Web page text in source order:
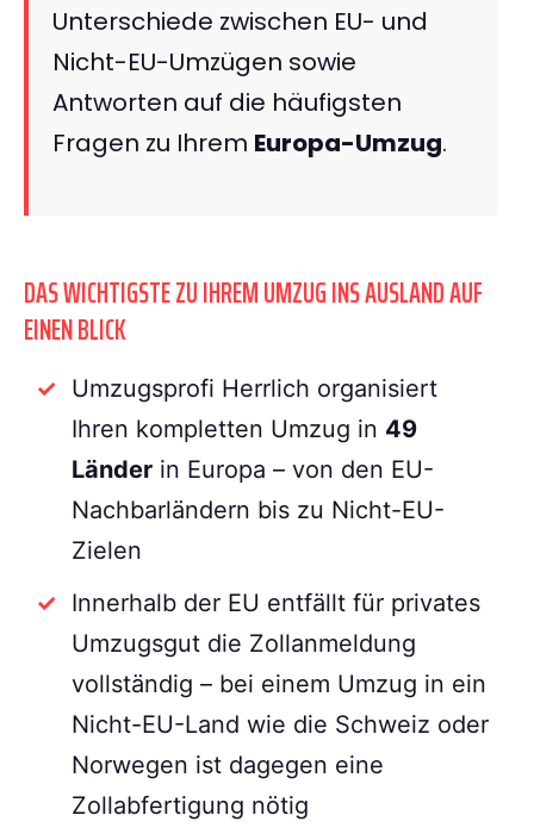
Unterschiede zwischen EU- und
Nicht-EU-Umzügen sowie
Antworten auf die häufigsten
Fragen zu Ihrem Europa-Umzug.
DAS WICHTIGSTE ZU IHREM UMZUG INS AUSLAND AUF
EINEN BLICK
Umzugsprofi Herrlich organisiert
Ihren kompletten Umzug in 49
Länder in Europa – von den EU-
Nachbarländern bis zu Nicht-EU-
Zielen
Innerhalb der EU entfällt für privates
Umzugsgut die Zollanmeldung
vollständig – bei einem Umzug in ein
Nicht-EU-Land wie die Schweiz oder
Norwegen ist dagegen eine
Zollabfertigung nötig